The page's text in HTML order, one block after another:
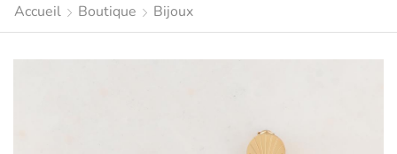
Accueil Boutique Bijoux